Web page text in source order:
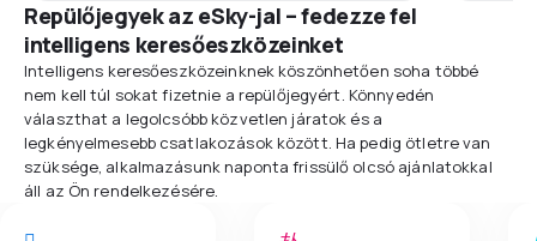
Repülőjegyek az eSky-jal – fedezze fel
intelligens keresőeszközeinket
Intelligens keresőeszközeinknek köszönhetően soha többé
nem kell túl sokat fizetnie a repülőjegyért. Könnyedén
választhat a legolcsóbb közvetlen járatok és a
legkényelmesebb csatlakozások között. Ha pedig ötletre van
szüksége, alkalmazásunk naponta frissülő olcsó ajánlatokkal
áll az Ön rendelkezésére.